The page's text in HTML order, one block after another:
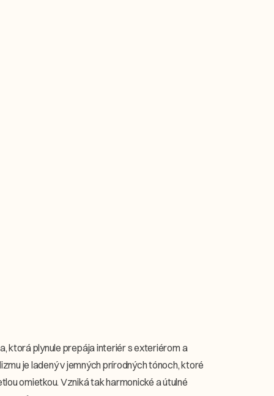
ktorá plynule prepája interiér s exteriérom a
je ladený v jemných prírodných tónoch, ktoré
omietkou. Vzniká tak harmonické a útulné